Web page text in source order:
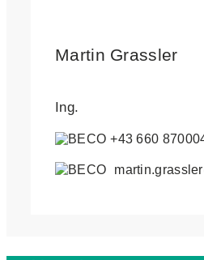
Martin Grassler
Ing.
+43 660